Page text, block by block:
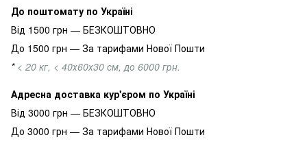
До поштомату по Україні
Від 1500 грн — БЕЗКОШТОВНО
До 1500 грн — За тарифами Нової Пошти
* < 20 кг, < 40х60х30 см, до 6000 грн.
Адресна доставка кур'єром по Україні
Від 3000 грн — БЕЗКОШТОВНО
До 3000 грн — За тарифами Нової Пошти